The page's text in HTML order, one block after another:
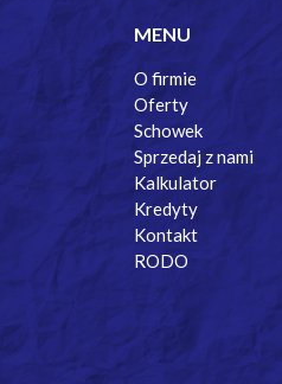
MENU
O firmie
Oferty
Schowek
Sprzedaj z nami
Kalkulator
Kredyty
Kontakt
RODO